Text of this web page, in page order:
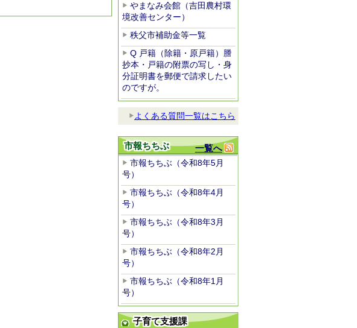
やまなみ会館（吉田農村環
境改善センター）
秩父市補助金等一覧
Q 戸籍（除籍・原戸籍）謄
抄本・戸籍の附票の写し・身
分証明書を郵便で請求したい
のですが。
よくある質問一覧はこちら
一覧へ
市報ちちぶ
市報ちちぶ（令和8年5月
号）
市報ちちぶ（令和8年4月
号）
市報ちちぶ（令和8年3月
号）
市報ちちぶ（令和8年2月
号）
市報ちちぶ（令和8年1月
号）
子育て支援課